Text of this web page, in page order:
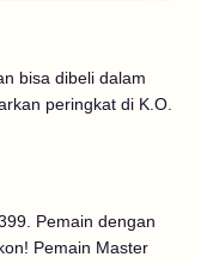
bisa dibeli dalam
peringkat di K.O.
Pemain dengan
Pemain Master